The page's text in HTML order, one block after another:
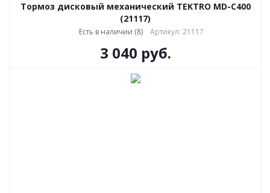
Тормоз дисковый механический TEKTRO MD-С400
(21117)
Есть в наличии (8) Артикул: 21117
3 040 руб.